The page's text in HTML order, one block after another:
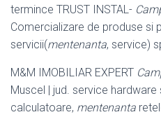
termince TRUST INSTAL-
Comercializare de produse si
servicii(mentenanta, service)
M&M IMOBILIAR EXPERT
Muscel | jud. service hardware
calculatoare, mentenanta